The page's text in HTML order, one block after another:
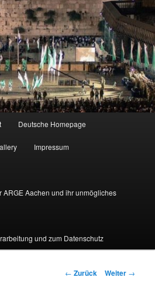
Deutsche Homepage
Impressum
Aachen und ihr unmögliches
und zum Datenschutz
Beitragsnavigation
← Zurück Weiter →